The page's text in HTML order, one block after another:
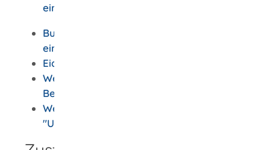
einreichen
Bundesnetzagentur Beschwerde
einreichen
Eidesstattliche Versicherung (pdf)
Wettbewerbszentrale
Beschwerdeformular (online)
Wettbewerbszentrale Merkblatt
"Unerlaubte Telefonwerbung" (pdf)